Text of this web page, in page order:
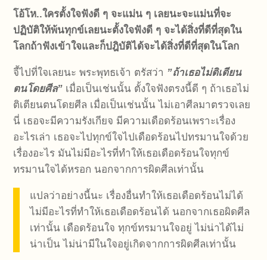
โอ้โห..ใครตั้งใจฟังดี ๆ จะแม่น ๆ เลยนะจะแม่นที่จะ
ปฏิบัติให้พ้นทุกข์เลยนะตั้งใจฟังดี ๆ จะได้สิ่งที่ดีที่สุดใน
โลกถ้าฟังเข้าใจและก็ปฎิบัติได้จะได้สิ่งที่ดีที่สุดในโลก
จี้ไปที่ใจเลยนะ พระพุทธเจ้า ตรัสว่า ”ถ้าเธอไม่ติเตียน
ตนโดยศีล” เมื่อเป็นเช่นนั้น ตั้งใจฟังตรงนี้ดี ๆ ถ้าเธอไม่
ติเตียนตนโดยศีล เมื่อเป็นเช่นนั้น ไม่เอาศีลมาตรวจเลย
นี่ เธอจะมีความรังเกียจ มีความเดือดร้อนเพราะเรื่อง
อะไรเล่า เธอจะไปทุกข์ใจไปเดือดร้อนไปทรมานใจด้วย
เรื่องอะไร มันไม่มีอะไรที่ทำให้เธอเดือดร้อนใจทุกข์
ทรมานใจได้หรอก นอกจากการผิดศีลเท่านั้น
แปลว่าอย่างนี้นะ เรื่องอื่นทำให้เธอเดือดร้อนไม่ได้
ไม่มีอะไรที่ทำให้เธอเดือดร้อนได้ นอกจากเธอผิดศีล
เท่านั้น เดือดร้อนใจ ทุกข์ทรมานใจอยู่ ไม่น่าได้ไม่
น่าเป็น ไม่น่ามีในใจอยู่เกิดจากการผิดศีลเท่านั้น